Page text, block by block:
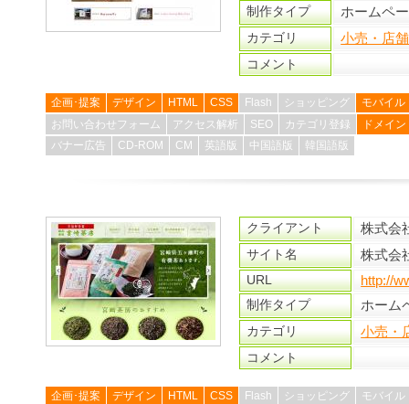
制作タイプ ホームペ
カテゴリ 小売・店
コメント
企画･提案 デザイン HTML CSS Flash ショッピング
モバイル
お問い合わせフォーム
アクセス解析 SEO カテゴリ登録
ドメイン
バナー広告
CD-ROM CM 英語版 中国語版 韓国語版
クライアント 株式会
サイト名 株式会
URL http://
制作タイプ ホーム
カテゴリ 小売・
コメント
企画･提案 デザイン HTML CSS Flash ショッピング
モバイル